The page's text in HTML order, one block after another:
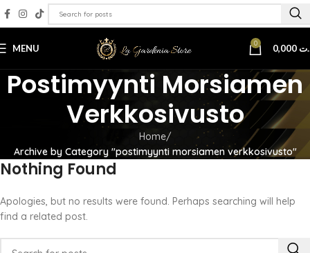
MENU 0
Postimyynti Morsiamen
Verkkosivusto
Home
Archive by Category "postimyynti morsiamen verkkosivusto"
Nothing Found
Apologies, but no results were found. Perhaps searching will help
find a related post.